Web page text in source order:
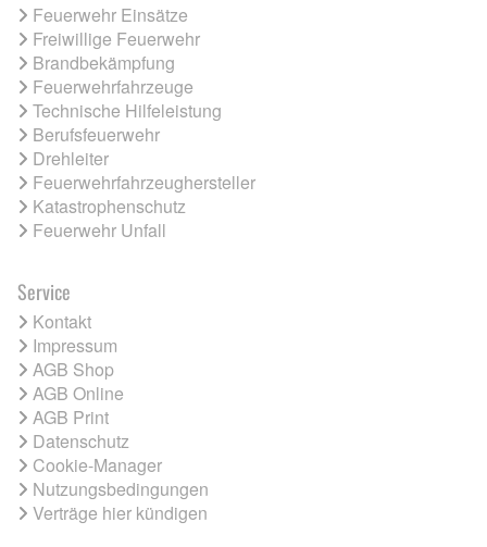
Feuerwehr Einsätze
Freiwillige Feuerwehr
Brandbekämpfung
Feuerwehrfahrzeuge
Technische Hilfeleistung
Berufsfeuerwehr
Drehleiter
Feuerwehrfahrzeughersteller
Katastrophenschutz
Feuerwehr Unfall
Service
Kontakt
Impressum
AGB Shop
AGB Online
AGB Print
Datenschutz
Cookie-Manager
Nutzungsbedingungen
Verträge hier kündigen